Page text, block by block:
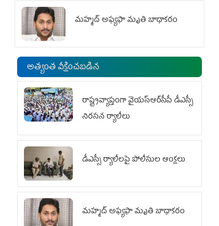
మహ్మద్‌ అఫ్యఫా మృతి బాధాకరం
అత్యంత వీక్షించబడిన
రాష్ట్రవ్యాప్తంగా వైయ‌స్ఆర్‌సీపీ డీఎస్సీ
నిరసన ర్యాలీలు
డీఎస్సీ ర్యాలీలపై పోలీసుల ఆంక్షలు
మహ్మద్‌ అఫ్యఫా మృతి బాధాకరం